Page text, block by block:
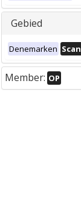
Gebied
Denemarken
Member: OP